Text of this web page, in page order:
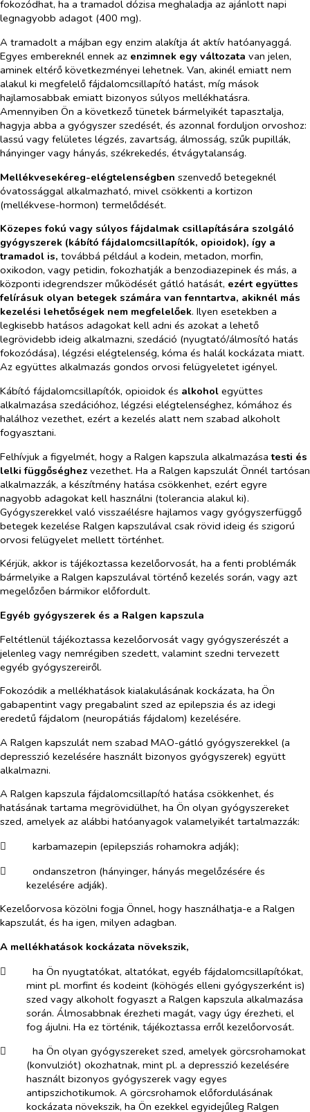
fokozódhat, ha a tramadol dózisa meghaladja az ajánlott napi
legnagyobb adagot (400 mg).
A tramadolt a májban egy enzim alakítja át aktív hatóanyaggá.
Egyes embereknél ennek az enzimnek egy változata van jelen,
aminek eltérő következményei lehetnek. Van, akinél emiatt nem
alakul ki megfelelő fájdalomcsillapító hatást, míg mások
hajlamosabbak emiatt bizonyos súlyos mellékhatásra.
Amennyiben Ön a következő tünetek bármelyikét tapasztalja,
hagyja abba a gyógyszer szedését, és azonnal forduljon orvoshoz:
lassú vagy felületes légzés, zavartság, álmosság, szűk pupillák,
hányinger vagy hányás, székrekedés, étvágytalanság.
Mellékvesekéreg-elégtelenségben szenvedő betegeknél
óvatossággal alkalmazható, mivel csökkenti a kortizon
(mellékvese-hormon) termelődését.
Közepes fokú vagy súlyos fájdalmak csillapítására szolgáló
gyógyszerek (kábító fájdalomcsillapítók, opioidok), így a
tramadol is, továbbá például a kodein, metadon, morfin,
oxikodon, vagy petidin, fokozhatják a benzodiazepinek és más, a
központi idegrendszer működését gátló hatását, ezért együttes
felírásuk olyan betegek számára van fenntartva, akiknél más
kezelési lehetőségek nem megfelelőek. Ilyen esetekben a
legkisebb hatásos adagokat kell adni és azokat a lehető
legrövidebb ideig alkalmazni, szedáció (nyugtató/álmosító hatás
fokozódása), légzési elégtelenség, kóma és halál kockázata miatt.
Az együttes alkalmazás gondos orvosi felügyeletet igényel.
Kábító fájdalomcsillapítók, opioidok és alkohol együttes
alkalmazása szedációhoz, légzési elégtelenséghez, kómához és
halálhoz vezethet, ezért a kezelés alatt nem szabad alkoholt
fogyasztani.
Felhívjuk a figyelmét, hogy a Ralgen kapszula alkalmazásatesti és
lelki függőséghez vezethet. Ha a Ralgen kapszulát Önnél tartósan
alkalmazzák, a készítmény hatása csökkenhet, ezért egyre
nagyobb adagokat kell használni (tolerancia alakul ki).
Gyógyszerekkel való visszaélésre hajlamos vagy gyógyszerfüggő
betegek kezelése Ralgen kapszulával csak rövid ideig és szigorú
orvosi felügyelet mellett történhet.
Kérjük, akkor is tájékoztassa kezelőorvosát, ha a fenti problémák
bármelyike a Ralgen kapszulával történő kezelés során, vagy azt
megelőzően bármikor előfordult.
Egyéb gyógyszerek és a Ralgen kapszula
Feltétlenül tájékoztassa kezelőorvosát vagy gyógyszerészét a
jelenleg vagy nemrégiben szedett, valamint szedni tervezett
egyéb gyógyszereiről.
Fokozódik a mellékhatások kialakulásának kockázata, ha Ön
gabapentint vagy pregabalint szed az epilepszia és az idegi
eredetű fájdalom (neuropátiás fájdalom) kezelésére.
A Ralgen kapszulát nem szabad MAO-gátló gyógyszerekkel (a
depresszió kezelésére használt bizonyos gyógyszerek) együtt
alkalmazni.
A Ralgen kapszula fájdalomcsillapító hatása csökkenhet, és
hatásának tartama megrövidülhet, ha Ön olyan gyógyszereket
szed, amelyek az alábbi hatóanyagok valamelyikét tartalmazzák:
​
karbamazepin (epilepsziás rohamokra adják);
​
ondanszetron (hányinger, hányás megelőzésére és
kezelésére adják).
Kezelőorvosa közölni fogja Önnel, hogy használhatja-e a Ralgen
kapszulát, és ha igen, milyen adagban.
A mellékhatások kockázata növekszik,
​
ha Ön nyugtatókat, altatókat, egyéb fájdalomcsillapítókat,
mint pl. morfint és kodeint (köhögés elleni gyógyszerként is)
szed vagy alkoholt fogyaszt a Ralgen kapszula alkalmazása
során. Álmosabbnak érezheti magát, vagy úgy érezheti, el
fog ájulni. Ha ez történik, tájékoztassa erről kezelőorvosát.
​
ha Ön olyan gyógyszereket szed, amelyek görcsrohamokat
(konvulziót) okozhatnak, mint pl. a depresszió kezelésére
használt bizonyos gyógyszerek vagy egyes
antipszichotikumok. A görcsrohamok előfordulásának
kockázata növekszik, ha Ön ezekkel egyidejűleg Ralgen